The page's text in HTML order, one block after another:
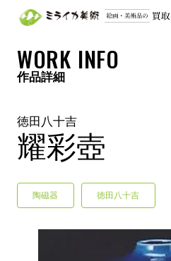
WORK INFO
作品詳細
徳田八十吉
耀彩壺
陶磁器 徳田八十吉